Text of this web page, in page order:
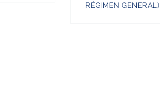
RÉGIMEN GENERAL)